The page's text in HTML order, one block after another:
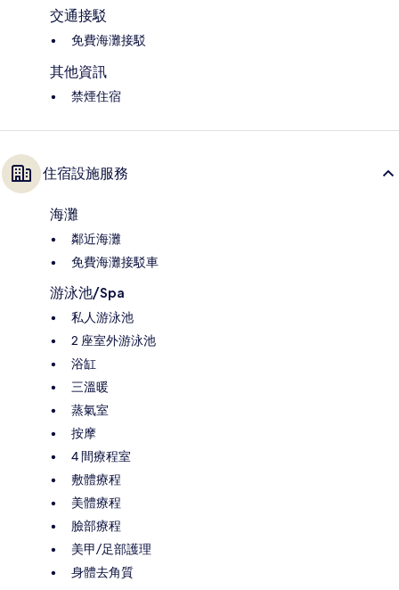
交通接駁
免費海灘接駁
其他資訊
禁煙住宿
住宿設施服務
海灘
鄰近海灘
免費海灘接駁車
游泳池/Spa
私人游泳池
2 座室外游泳池
浴缸
三溫暖
蒸氣室
按摩
4 間療程室
敷體療程
美體療程
臉部療程
美甲/足部護理
身體去角質